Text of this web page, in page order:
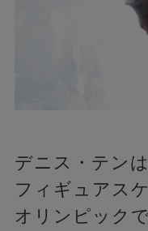
デニス・テン
フィギュアス
オリンピック